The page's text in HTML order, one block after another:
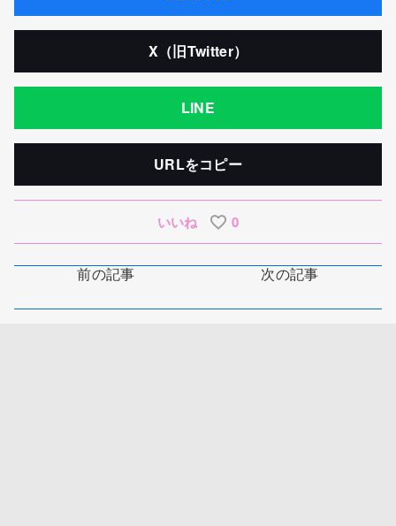
X（旧Twitter）
LINE
URLをコピー
いいね 0
前の記事 次の記事